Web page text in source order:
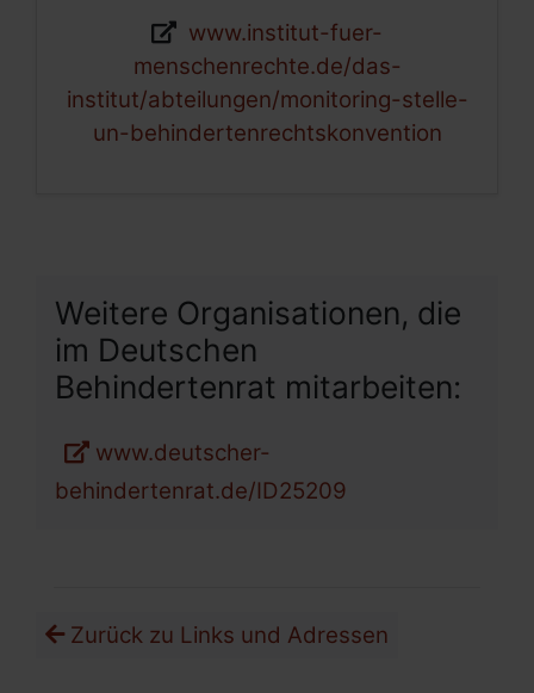
Webseite:
www.institut-fuer-
menschenrechte.de/das-
institut/abteilungen/monitoring-stelle-
un-behindertenrechtskonvention
Weitere Organisationen, die
im Deutschen
Behindertenrat mitarbeiten:
www.deutscher-
behindertenrat.de/ID25209
Zurück zu Links und Adressen